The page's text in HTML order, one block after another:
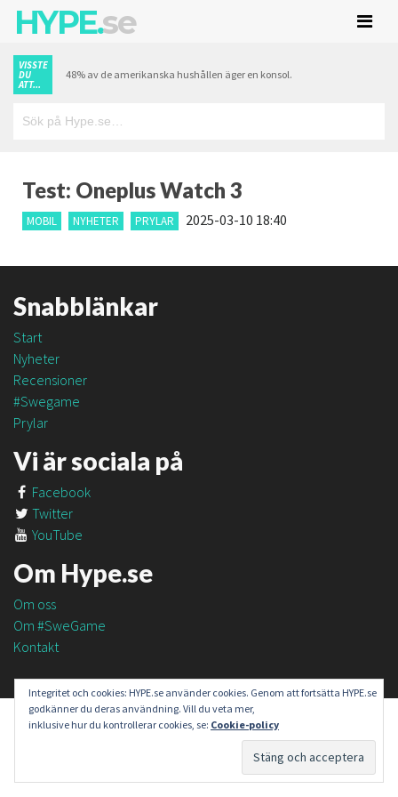
HYPE.se
VISSTE
DU
ATT...
48% av de amerikanska hushållen äger en konsol.
Test: Oneplus Watch 3
MOBIL NYHETER PRYLAR 2025-03-10 18:40
Snabblänkar
Start
Nyheter
Recensioner
#Swegame
Prylar
Vi är sociala på
Facebook
Twitter
YouTube
Om Hype.se
Om oss
Om #SweGame
Kontakt
Integritet och cookies: HYPE.se använder cookies. Genom att fortsätta HYPE.se
godkänner du deras användning. Vill du veta mer,
inklusive hur du kontrollerar cookies, se: Cookie-policy